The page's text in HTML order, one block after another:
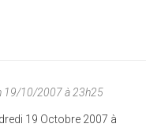
19/10/2007 à 23h25
19 Octobre 2007 à